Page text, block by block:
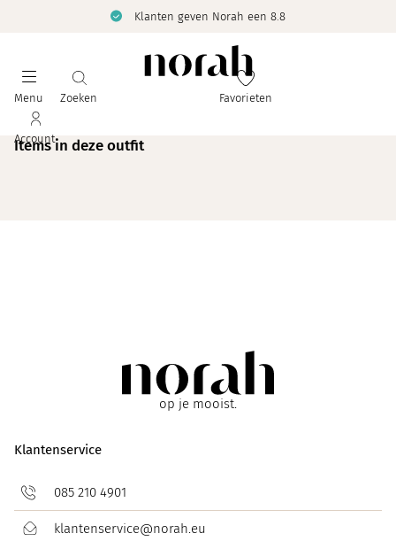
Klanten geven Norah een 8.8
Menu Zoeken Favorieten
Account
Items in deze outfit
op je mooist.
Klantenservice
085 210 4901
klantenservice@norah.eu